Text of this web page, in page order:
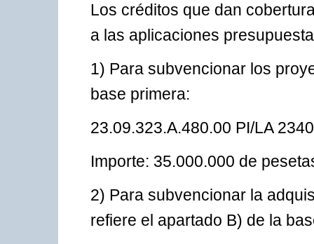
Los créditos que dan
a las aplicaciones
1) Para subvencionar los
base primera:
23.09.323.A.480.00 PI/LA
Importe: 35.000.000 de
2) Para subvencionar la
refiere el apartado B) de la